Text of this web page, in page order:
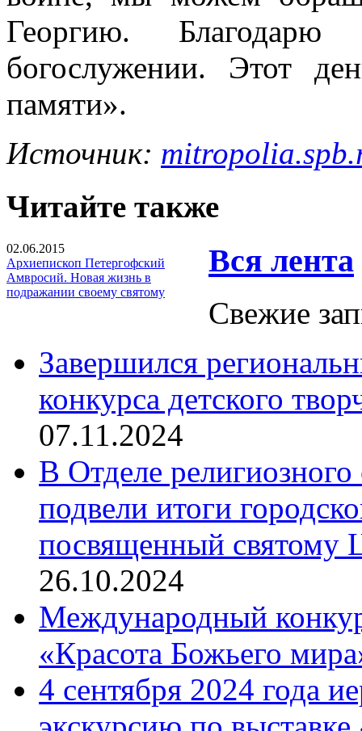
Георгию.
богослужении. Этот
памяти».
Источник:
Читайте также
02.06.2015
Архиепископ Петергофский
Амвросий. Новая жизнь в
подражании своему святому
Вся лента
Свежие
Завершился
конкурса детского
07.11.2024
В Отделе религиозного
подвели итоги
посвященный святому
26.10.2024
Международный
«Красота Божьего
4 сентября 2024 года